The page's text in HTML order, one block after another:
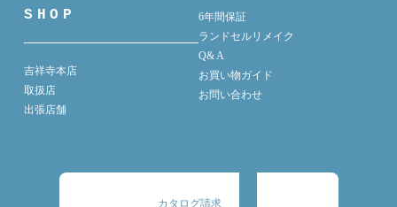
SHOP
吉祥寺本店
取扱店
出張店舗
6年間保証
ランドセルリメイク
Q& A
お買い物ガイド
お問い合わせ
カタログ請求